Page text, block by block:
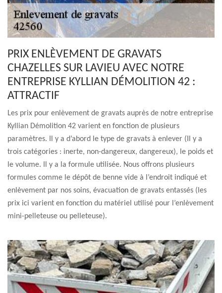
PRIX ENLÈVEMENT DE GRAVATS
CHAZELLES SUR LAVIEU AVEC NOTRE
ENTREPRISE KYLLIAN DÉMOLITION 42 :
ATTRACTIF
Les prix pour enlèvement de gravats auprès de notre entreprise
Kyllian Démolition 42 varient en fonction de plusieurs
paramètres. Il y a d’abord le type de gravats à enlever (Il y a
trois catégories : inerte, non-dangereux, dangereux), le poids et
le volume. Il y a la formule utilisée. Nous offrons plusieurs
formules comme le dépôt de benne vide à l’endroit indiqué et
enlèvement par nos soins, évacuation de gravats entassés (les
prix ici varient en fonction du matériel utilisé pour l’enlèvement
mini-pelleteuse ou pelleteuse).